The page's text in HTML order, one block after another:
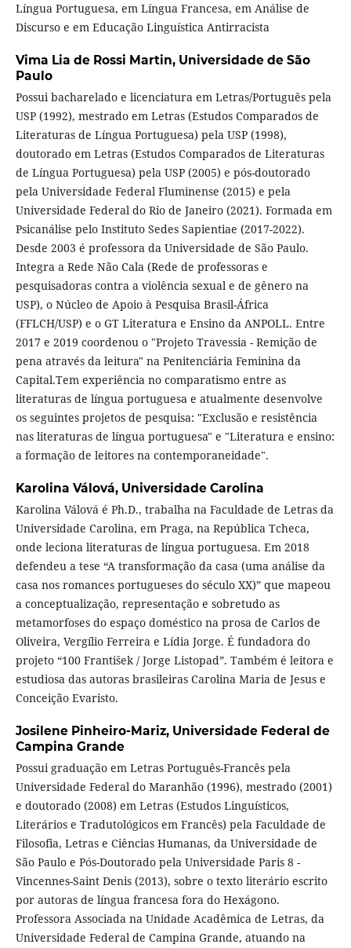
Língua Portuguesa, em Língua Francesa, em Análise de
Discurso e em Educação Linguística Antirracista
Vima Lia de Rossi Martin, Universidade de São
Paulo
Possui bacharelado e licenciatura em Letras/Português pela
USP (1992), mestrado em Letras (Estudos Comparados de
Literaturas de Língua Portuguesa) pela USP (1998),
doutorado em Letras (Estudos Comparados de Literaturas
de Língua Portuguesa) pela USP (2005) e pós-doutorado
pela Universidade Federal Fluminense (2015) e pela
Universidade Federal do Rio de Janeiro (2021). Formada em
Psicanálise pelo Instituto Sedes Sapientiae (2017-2022).
Desde 2003 é professora da Universidade de São Paulo.
Integra a Rede Não Cala (Rede de professoras e
pesquisadoras contra a violência sexual e de gênero na
USP), o Núcleo de Apoio à Pesquisa Brasil-África
(FFLCH/USP) e o GT Literatura e Ensino da ANPOLL. Entre
2017 e 2019 coordenou o "Projeto Travessia - Remição de
pena através da leitura" na Penitenciária Feminina da
Capital.Tem experiência no comparatismo entre as
literaturas de língua portuguesa e atualmente desenvolve
os seguintes projetos de pesquisa: "Exclusão e resistência
nas literaturas de língua portuguesa" e "Literatura e ensino:
a formação de leitores na contemporaneidade".
Karolina Válová, Universidade Carolina
Karolina Válová é Ph.D., trabalha na Faculdade de Letras da
Universidade Carolina, em Praga, na República Tcheca,
onde leciona literaturas de língua portuguesa. Em 2018
defendeu a tese “A transformação da casa (uma análise da
casa nos romances portugueses do século XX)” que mapeou
a conceptualização, representação e sobretudo as
metamorfoses do espaço doméstico na prosa de Carlos de
Oliveira, Vergílio Ferreira e Lídia Jorge. É fundadora do
projeto “100 František / Jorge Listopad”. Também é leitora e
estudiosa das autoras brasileiras Carolina Maria de Jesus e
Conceição Evaristo.
Josilene Pinheiro-Mariz, Universidade Federal de
Campina Grande
Possui graduação em Letras Português-Francês pela
Universidade Federal do Maranhão (1996), mestrado (2001)
e doutorado (2008) em Letras (Estudos Linguísticos,
Literários e Tradutológicos em Francês) pela Faculdade de
Filosofia, Letras e Ciências Humanas, da Universidade de
São Paulo e Pós-Doutorado pela Universidade Paris 8 -
Vincennes-Saint Denis (2013), sobre o texto literário escrito
por autoras de língua francesa fora do Hexágono.
Professora Associada na Unidade Acadêmica de Letras, da
Universidade Federal de Campina Grande, atuando na